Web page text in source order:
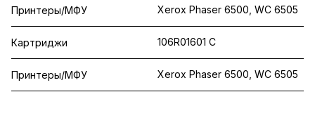
Принтеры/МФУ Xerox Phaser 6500, WC 6505
Картриджи 106R01601 C
Принтеры/МФУ Xerox Phaser 6500, WC 6505